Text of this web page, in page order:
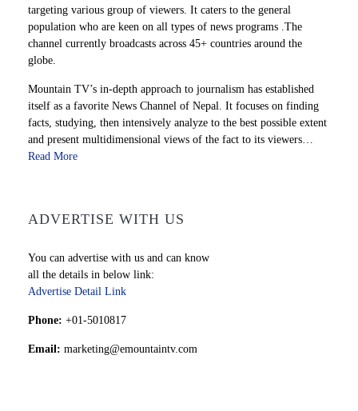
targeting various group of viewers. It caters to the general
population who are keen on all types of news programs .The
channel currently broadcasts across 45+ countries around the
globe.
Mountain TV’s in-depth approach to journalism has established
itself as a favorite News Channel of Nepal. It focuses on finding
facts, studying, then intensively analyze to the best possible extent
and present multidimensional views of the fact to its viewers…
Read More
ADVERTISE WITH US
You can advertise with us and can know
all the details in below link:
Advertise Detail Link
Phone: +01-5010817
Email: marketing@emountaintv.com